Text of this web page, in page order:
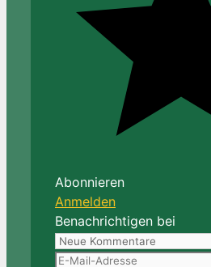
Abonnieren
Anmelden
Benachrichtigen bei